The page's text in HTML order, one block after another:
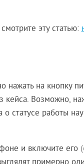
эту статью:
на кнопку
Возможно,
статусе работы
и включите его